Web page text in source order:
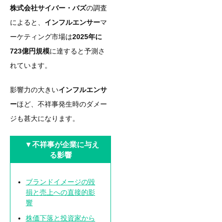
株式会社サイバー・バズの調査
によると、 インフルエンサーマ
ーケティング市場は2025年に
723億円規模に達すると予測さ
れています。
影響力の大きいインフルエンサ
ーほど、不祥事発生時のダメー
ジも甚大になります。
▼不祥事が企業に与え
る影響
ブランドイメージの毀
損と売上への直接的影
響
株価下落と投資家から